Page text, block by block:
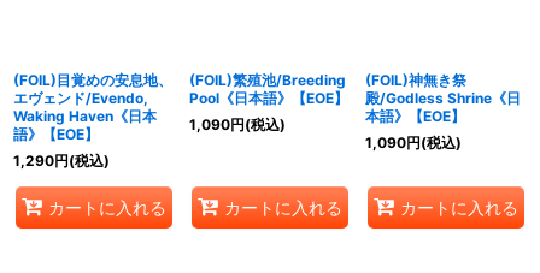
(FOIL)目覚めの安息地、
エヴェンド/Evendo,
Waking Haven《日本
語》【EOE】
1,290円(税込)
カートに入れる
(FOIL)繁殖池/Breeding
Pool《日本語》【EOE】
1,090円(税込)
カートに入れる
(FOIL)神無き祭
殿/Godless Shrine《日
本語》【EOE】
1,090円(税込)
カートに入れる